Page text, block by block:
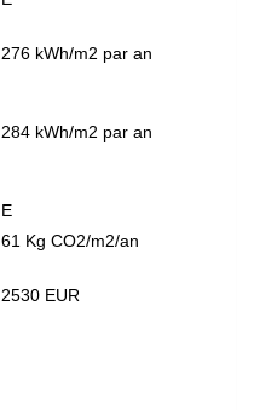
276 kWh/m2 par an
284 kWh/m2 par an
E
61 Kg CO2/m2/an
2530 EUR